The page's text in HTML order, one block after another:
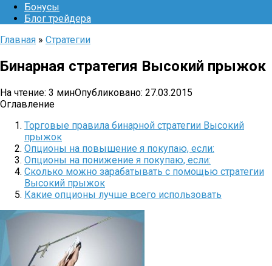
Бонусы
Блог трейдера
Главная » Стратегии
Бинарная стратегия Высокий прыжок
На чтение: 3 минОпубликовано: 27.03.2015
Оглавление
Торговые правила бинарной стратегии Высокий
прыжок
Опционы на повышение я покупаю, если:
Опционы на понижение я покупаю, если:
Сколько можно зарабатывать с помощью стратегии
Высокий прыжок
Какие опционы лучше всего использовать